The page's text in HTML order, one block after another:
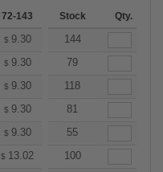
72-143 144-287 288 + More
Stock Qty.
$ 9.30 8.83
144
$ 9.30 8.83
79
$ 9.30 8.83
118
$ 9.30 8.83
81
$ 9.30 8.83
55
$ 13.02 12.37
100